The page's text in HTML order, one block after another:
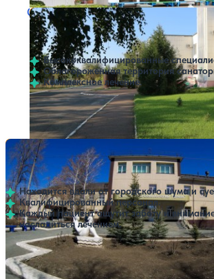
Санаторий Строитель
4.528 отзывов
Оренбург
Высококвалифицированные
Облагороженная территория
Комплексное лечение.
Профилей лечения: 6
Нет цен или свободных мест на
Выбрать другой
Санаторий Горняк
53 отзыва
Гай
Находится вдали от городского шума и
Квалифицированный персонал.
Каждый пациент ощутит заботу и
насладиться лечением.
Профилей лечения:7 Крытый бассейн
Нет цен или свободных мест на
Выбрать другой вариант